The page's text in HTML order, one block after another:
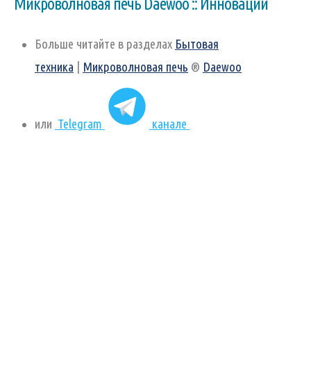
Больше читайте в разделах Бытовая
техника
Микроволновая печь ® Daewoo
или Telegram канале